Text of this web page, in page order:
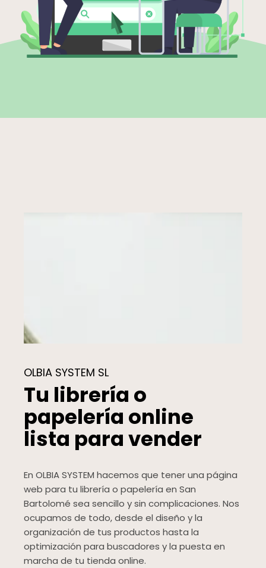
OLBIA SYSTEM SL
Tu librería o
papelería online
lista para vender
En OLBIA SYSTEM hacemos que tener una página
web para tu librería o papelería en San
Bartolomé sea sencillo y sin complicaciones. Nos
ocupamos de todo, desde el diseño y la
organización de tus productos hasta la
optimización para buscadores y la puesta en
marcha de tu tienda online.